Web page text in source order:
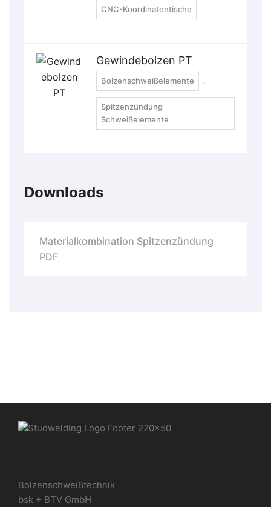
CNC-Koordinatentische
Gewindebolzen PT
Bolzenschweißelemente
Spitzenzündung
Schweißelemente
Downloads
Materialkombination Spitzenzündung
PDF
Bolzenschweißtechnik
bsk + BTV GmbH